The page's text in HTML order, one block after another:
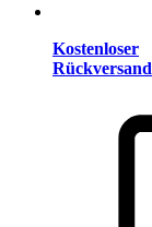
Kostenloser
Rückversand